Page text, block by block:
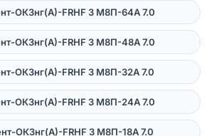
ОКЗнг(А)-FRHF 3 M8П-64A 7.0
ОКЗнг(А)-FRHF 3 M8П-48A 7.0
ОКЗнг(А)-FRHF 3 M8П-32A 7.0
ОКЗнг(А)-FRHF 3 M8П-24A 7.0
ОКЗнг(А)-FRHF 3 M8П-18A 7.0